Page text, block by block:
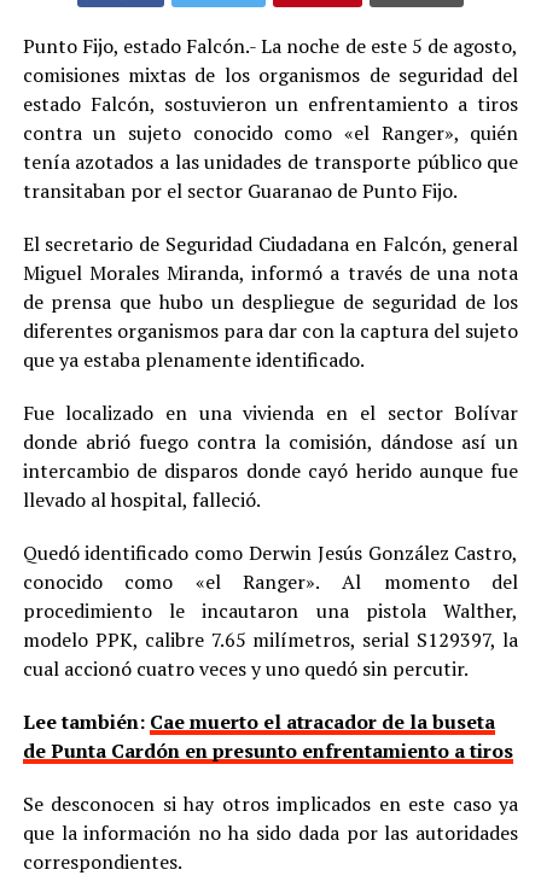
Punto Fijo, estado Falcón.- La noche de este 5 de agosto,
comisiones mixtas de los organismos de seguridad del
estado Falcón, sostuvieron un enfrentamiento a tiros
contra un sujeto conocido como «el Ranger», quién
tenía azotados a las unidades de transporte público que
transitaban por el sector Guaranao de Punto Fijo.
El secretario de Seguridad Ciudadana en Falcón, general
Miguel Morales Miranda, informó a través de una nota
de prensa que hubo un despliegue de seguridad de los
diferentes organismos para dar con la captura del sujeto
que ya estaba plenamente identificado.
Fue localizado en una vivienda en el sector Bolívar
donde abrió fuego contra la comisión, dándose así un
intercambio de disparos donde cayó herido aunque fue
llevado al hospital, falleció.
Quedó identificado como Derwin Jesús González Castro,
conocido como «el Ranger». Al momento del
procedimiento le incautaron una pistola Walther,
modelo PPK, calibre 7.65 milímetros, serial S129397, la
cual accionó cuatro veces y uno quedó sin percutir.
Lee también: Cae muerto el atracador de la buseta
de Punta Cardón en presunto enfrentamiento a tiros
Se desconocen si hay otros implicados en este caso ya
que la información no ha sido dada por las autoridades
correspondientes.